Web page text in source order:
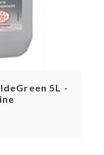
5L -